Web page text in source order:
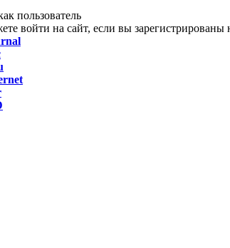
пользователь
войти на сайт, если вы зарегистрированы